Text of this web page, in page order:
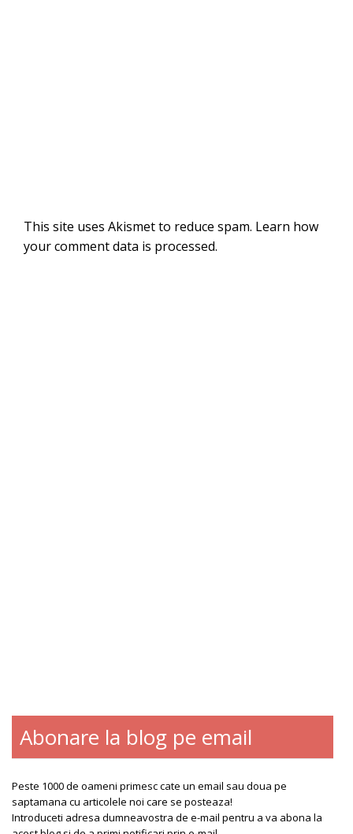
This site uses Akismet to reduce spam. Learn how
your comment data is processed.
Abonare la blog pe email
Peste 1000 de oameni primesc cate un email sau doua pe
saptamana cu articolele noi care se posteaza!
Introduceti adresa dumneavostra de e-mail pentru a va abona la
Contact